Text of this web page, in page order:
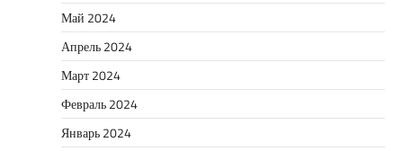
Май 2024
Апрель 2024
Март 2024
Февраль 2024
Январь 2024